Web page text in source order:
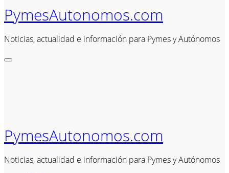
PymesAutonomos.com
Noticias, actualidad e información para Pymes y Autónomos
PymesAutonomos.com
Noticias, actualidad e información para Pymes y Autónomos